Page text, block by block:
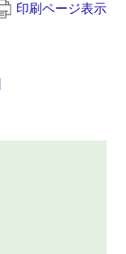
印刷ページ表示